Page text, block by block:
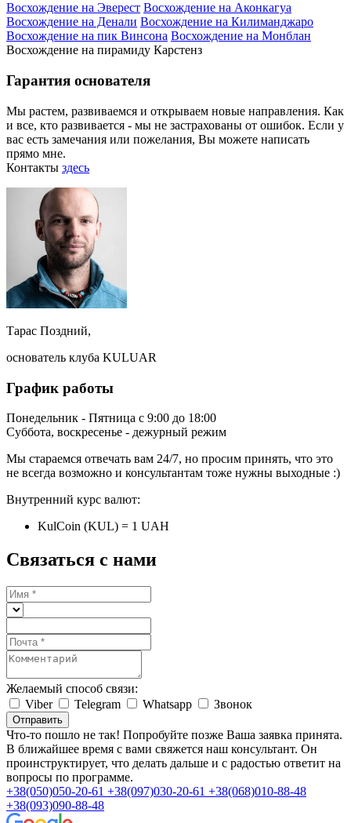
Восхождение на Эверест Восхождение на Аконкагуа
Восхождение на Денали Восхождение на Килиманджаро
Восхождение на пик Винсона Восхождение на Монблан
Восхождение на пирамиду Карстенз
Гарантия основателя
Мы растем, развиваемся и открываем новые направления. Как
и все, кто развивается - мы не застрахованы от ошибок. Если у
вас есть замечания или пожелания, Вы можете написать
прямо мне.
Контакты здесь
Тарас Поздний,
основатель клуба KULUAR
График работы
Понедельник - Пятница с 9:00 до 18:00
Суббота, воскресенье - дежурный режим
Мы стараемся отвечать вам 24/7, но просим принять, что это
не всегда возможно и консультантам тоже нужны выходные :)
Внутренний курс валют:
KulCoin (KUL) = 1 UAH
Связаться с нами
Желаемый способ связи:
Viber
Telegram Whatsapp Звонок
Отправить
Что-то пошло не так! Попробуйте позже Ваша заявка принята.
В ближайшее время с вами свяжется наш консультант. Он
проинструктирует, что делать дальше и с радостью ответит на
вопросы по программе.
+38(050)050-20-61 +38(097)030-20-61 +38(068)010-88-48
+38(093)090-88-48